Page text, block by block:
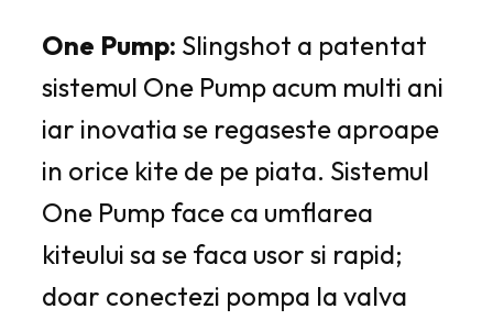
One Pump: Slingshot a patentat
sistemul One Pump acum multi ani
iar inovatia se regaseste aproape
in orice kite de pe piata. Sistemul
One Pump face ca umflarea
kiteului sa se faca usor si rapid;
doar conectezi pompa la valva